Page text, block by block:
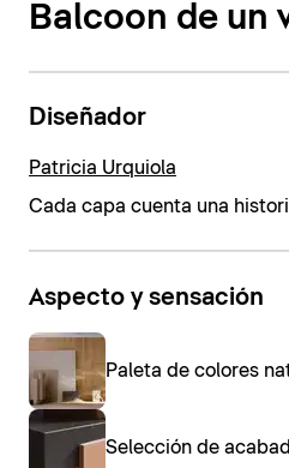
Balcoon de un
Diseñador
Patricia Urquiola
Cada capa cuenta una
Aspecto y sensación
Paleta de colores
Selección de